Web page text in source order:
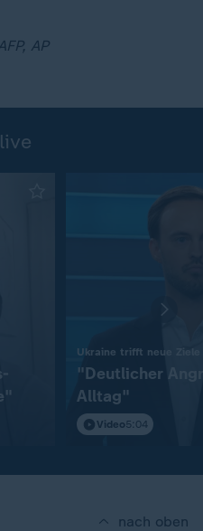
AP
Ukraine trifft neue Ziele
"Deutlicher
Alltag"
Video5:04
nach oben